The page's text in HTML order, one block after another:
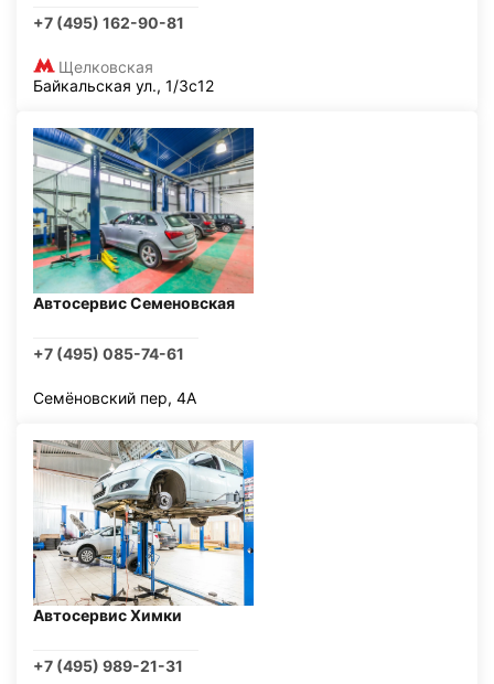
+7 (495) 162-90-81
Щелковская
Байкальская ул., 1/3с12
Автосервис Семеновская
+7 (495) 085-74-61
Семёновский пер, 4А
Автосервис Химки
+7 (495) 989-21-31